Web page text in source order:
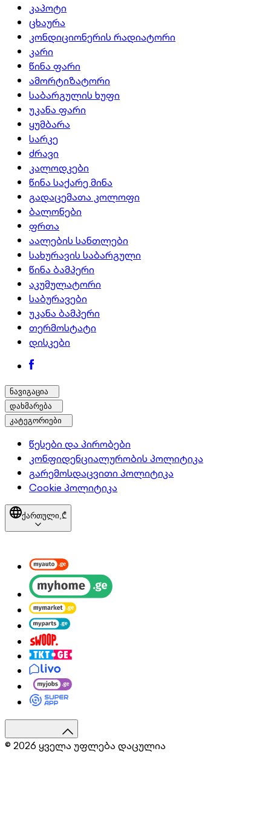
კაპოტი
ცხაურა
კონდიციონერის რადიატორი
კარი
წინა ფარი
ამორტიზატორი
საბარგულის ხუფი
უკანა ფარი
ყუმბარა
სარკე
ძრავი
კალოდკები
წინა საქარე მინა
გადაცემათა კოლოფი
ბალონები
ფრთა
აალების სანთლები
სახურავის საბარგული
წინა ბამპერი
აკუმულატორი
საბურავები
უკანა ბამპერი
თერმოსტატი
დისკები
ნავიგაცია
დახმარება
კატეგორიები
წესები და პირობები
კონფიდენციალურობის პოლიტიკა
გარემოსდაცვითი პოლიტიკა
Cookie პოლიტიკა
ქართული,₾
© 2026 ყველა უფლება დაცულია